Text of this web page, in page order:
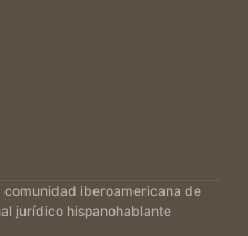
comunidad iberoamericana de
jurídico hispanohablante